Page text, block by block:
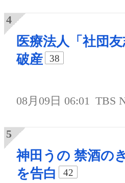
医療法人「社団
破産
38
08月09日 06:01 TBS
神田うの 禁酒の
を告白
42